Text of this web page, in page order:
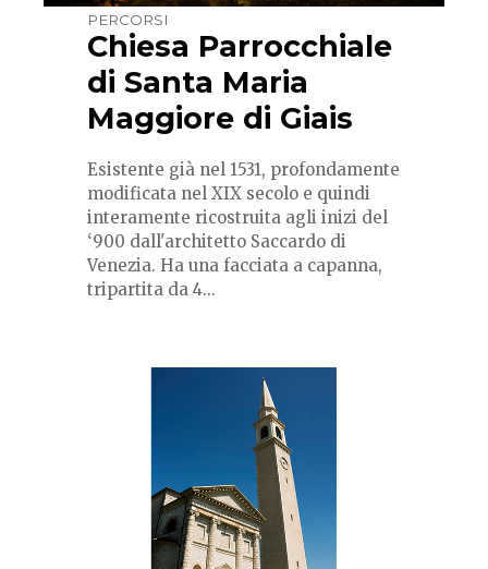
PERCORSI
Chiesa Parrocchiale
di Santa Maria
Maggiore di Giais
Esistente già nel 1531, profondamente
modificata nel XIX secolo e quindi
interamente ricostruita agli inizi del
‘900 dall'architetto Saccardo di
Venezia. Ha una facciata a capanna,
tripartita da 4...